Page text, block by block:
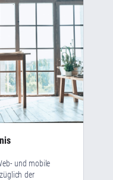
und mobile
der